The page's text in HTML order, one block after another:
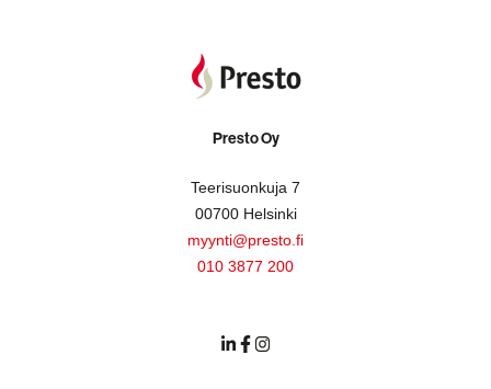
Presto Oy
Teerisuonkuja 7
00700 Helsinki
myynti@presto.fi
010 3877 200